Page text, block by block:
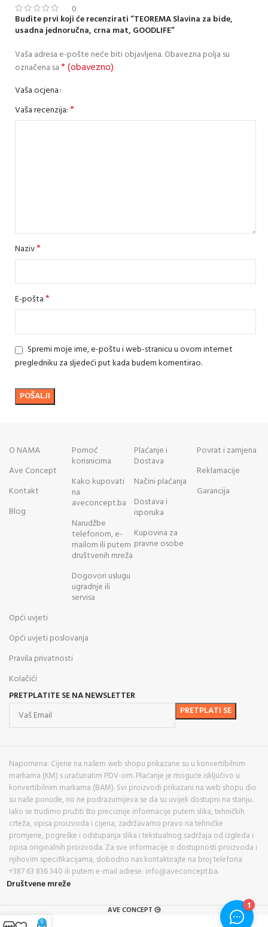
0
Budite prvi koji će recenzirati “TEOREMA Slavina za bide,
usadna jednoručna, crna mat, GOODLIFE”
Vaša adresa e-pošte neće biti objavljena.Obavezna polja su
označena sa* (obavezno)
Vaša ocjena
Vaša recenzija:*
Naziv*
E-pošta*
Spremi moje ime, e-poštu i web-stranicu u ovom internet
pregledniku za sljedeći put kada budem komentirao.
O NAMA
Ave Concept
Kontakt
Blog
Pomoć
korisnicima
Kako kupovati
na
aveconcept.ba
Narudžbe
telefonom, e-
mailom ili putem
društvenih mreža
Dogovori uslugu
ugradnje ili
servisa
Plaćanje i
Dostava
Načini plaćanja
Dostava i
isporuka
Kupovina za
pravne osobe
Povrat i zamjena
Reklamacije
Garancija
Opći uvjeti
Opći uvjeti poslovanja
Pravila privatnosti
Kolačići
PRETPLATITE SE NA NEWSLETTER
Napomena: Cijene na našem web shopu prikazane su u konvertibilnim
markama (KM) s uračunatim PDV-om. Plaćanje je moguće isključivo u
konvertibilnim markama (BAM). Svi proizvodi prikazani na web shopu dio
su naše ponude, no ne podrazumijeva se da su uvijek dostupni na stanju.
Iako se trudimo pružiti što preciznije informacije putem slika, tehničkih
crteža, opisa proizvoda i cijena, zadržavamo pravo na tehničke
promjene, pogreške i odstupanja slika i tekstualnog sadržaja od izgleda i
opisa originalnih proizvoda. Za sve informacije o dostupnosti proizvoda i
njihovim specifikacijama, slobodno nas kontaktirajte na broj telefona
+387 63 836 340 ili putem e-mail adrese: info@aveconcept.ba.
Društvene mreže
AVE CONCEPT
0